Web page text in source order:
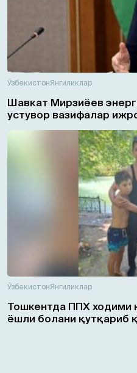
ЎзбекистонЯнгиликлар
Шавкат Мирзиёев
устувор вазифалар
ЎзбекистонЯнгиликлар
Тошкентда ППХ ходими
ёшли болани қутқариб